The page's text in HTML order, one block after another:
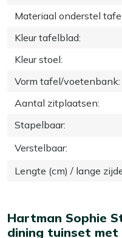
Materiaal onderstel
Kleur tafelblad:
Kleur stoel:
Vorm tafel/voetenbank:
Aantal zitplaatsen:
Stapelbaar:
Verstelbaar:
Lengte (cm) / lange
Hartman Sophie
dining tuinset